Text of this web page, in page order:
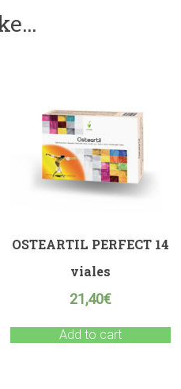
OSTEARTIL PERFECT 14
viales
21,40€
Add to cart